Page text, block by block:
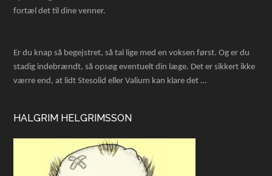
fortæl det til dine venner.
Er du knap så begejstret, så tal lige med en voksen først. Og er du
stadig indebrændt, så opsøg eventuelt din læge. Det er sikkert ikke
værre end, at lidt Stesolid eller Valium kan klare det …
HALGRIM HELGRIMSSON